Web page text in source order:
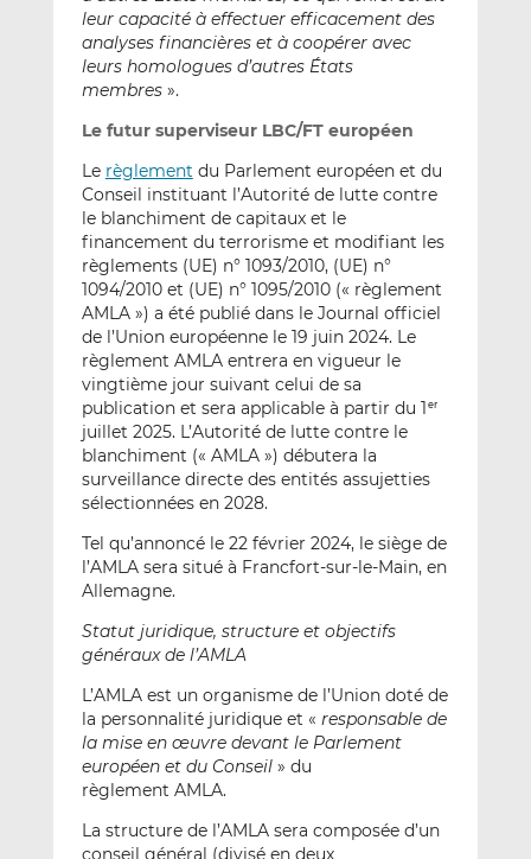
leur capacité à effectuer efficacement des
analyses financières et à coopérer avec
leurs homologues d’autres États
membres».
Le futur superviseur LBC/FT européen
Le règlement du Parlement européen et du
Conseil instituant l’Autorité de lutte contre
le blanchiment de capitaux et le
financement du terrorisme et modifiant les
règlements (UE) n° 1093/2010, (UE) n°
1094/2010 et (UE) n° 1095/2010 (« règlement
AMLA ») a été publié dans le Journal officiel
de l’Union européenne le 19 juin 2024. Le
règlement AMLA entrera en vigueur le
vingtième jour suivant celui de sa
publication et sera applicable à partir du 1 er
juillet 2025. L’Autorité de lutte contre le
blanchiment (« AMLA ») débutera la
surveillance directe des entités assujetties
sélectionnées en 2028.
Tel qu’annoncé le 22 février 2024, le siège de
l’AMLA sera situé à Francfort-sur-le-Main, en
Allemagne.
Statut juridique, structure et objectifs
généraux de l’AMLA
L’AMLA est un organisme de l’Union doté de
la personnalité juridique et « responsable de
la mise en œuvre devant le Parlement
européen et du Conseil» du
règlement AMLA.
La structure de l’AMLA sera composée d’un